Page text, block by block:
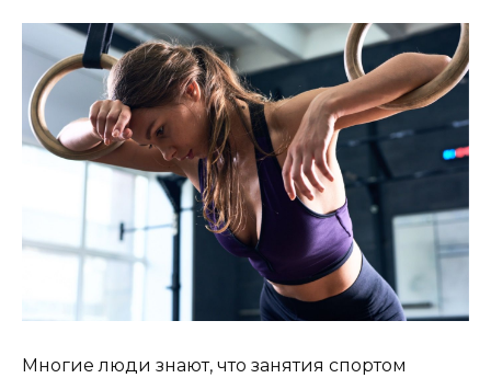
Многие люди знают, что занятия спортом